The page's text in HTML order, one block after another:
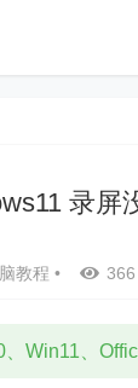
录屏
教程 •
Win11、